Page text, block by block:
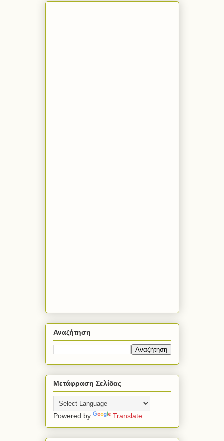
Αναζήτηση
Μετάφραση Σελίδας
Powered by Translate